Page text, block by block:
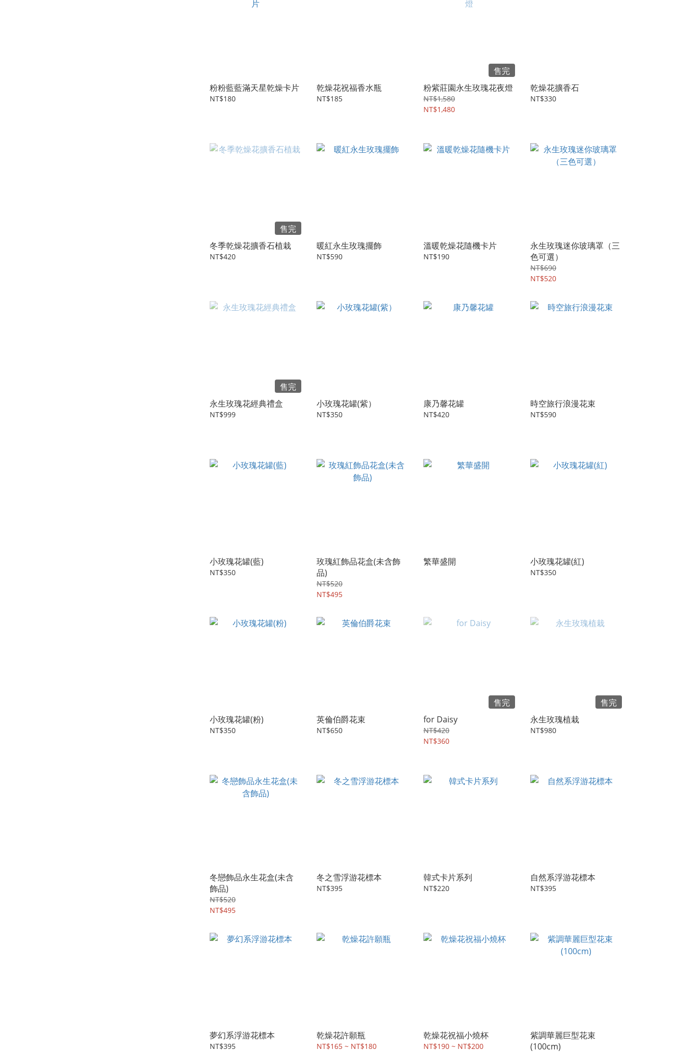
粉粉藍藍滿天星乾燥卡片
NT$180
乾燥花祝福香水瓶
NT$185
售完
粉紫莊園永生玫瑰花夜燈
NT$1,580
NT$1,480
乾燥花擴香石
NT$330
售完
冬季乾燥花擴香石植栽
NT$420
暖紅永生玫瑰擺飾
NT$590
溫暖乾燥花隨機卡片
NT$190
永生玫瑰迷你玻璃罩（三
色可選）
NT$690
NT$520
售完
永生玫瑰花經典禮盒
NT$999
小玫瑰花罐(紫）
NT$350
康乃馨花罐
NT$420
時空旅行浪漫花束
NT$590
小玫瑰花罐(藍)
NT$350
玫瑰紅飾品花盒(未含飾
品)
NT$520
NT$495
繁華盛開 小玫瑰花罐(紅)
NT$350
小玫瑰花罐(粉)
NT$350
英倫伯爵花束
NT$650
售完
for Daisy
NT$420
NT$360
售完
永生玫瑰植栽
NT$980
冬戀飾品永生花盒(未含
飾品)
NT$520
NT$495
冬之雪浮游花標本
NT$395
韓式卡片系列
NT$220
自然系浮游花標本
NT$395
夢幻系浮游花標本
NT$395
乾燥花許願瓶
NT$165 ~ NT$180
乾燥花祝福小燒杯
NT$190 ~ NT$200
紫調華麗巨型花束
(100cm)